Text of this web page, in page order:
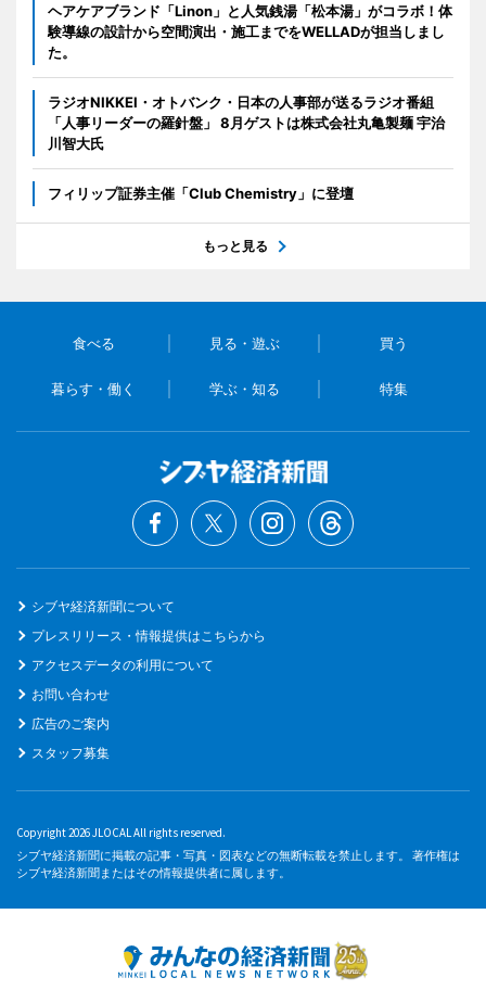
ヘアケアブランド「Linon」と人気銭湯「松本湯」がコラボ！体
験導線の設計から空間演出・施工までをWELLADが担当しまし
た。
ラジオNIKKEI・オトバンク・日本の人事部が送るラジオ番組
「人事リーダーの羅針盤」 8月ゲストは株式会社丸亀製麺 宇治
川智大氏
フィリップ証券主催「Club Chemistry」に登壇
もっと見る
食べる 見る・遊ぶ 買う
暮らす・働く 学ぶ・知る 特集
シブヤ経済新聞について
プレスリリース・情報提供はこちらから
アクセスデータの利用について
お問い合わせ
広告のご案内
スタッフ募集
Copyright 2026 JLOCAL All rights reserved.
シブヤ経済新聞に掲載の記事・写真・図表などの無断転載を禁止します。 著作権は
シブヤ経済新聞またはその情報提供者に属します。